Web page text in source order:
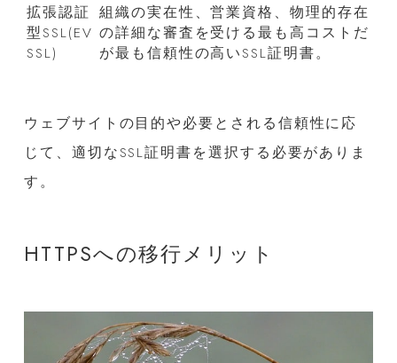
拡張認証
型SSL(EV
SSL)
組織の実在性、営業資格、物理的存在
の詳細な審査を受ける最も高コストだ
が最も信頼性の高いSSL証明書。
ウェブサイトの目的や必要とされる信頼性に応
じて、適切なSSL証明書を選択する必要がありま
す。
HTTPSへの移行メリット